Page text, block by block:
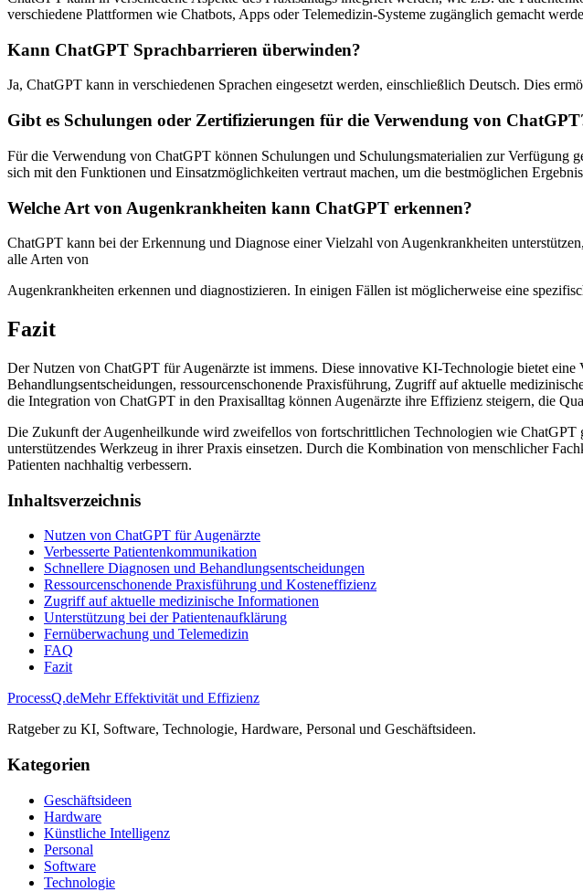
verschiedene Plattformen wie Chatbots, Apps oder Telemedizin-Systeme zugänglich gemacht
Kann ChatGPT Sprachbarrieren überwinden?
Ja, ChatGPT kann in verschiedenen Sprachen eingesetzt werden, einschließlich Deutsch. Dies
Gibt es Schulungen oder Zertifizierungen für die Verwendung von
Für die Verwendung von ChatGPT können Schulungen und Schulungsmaterialien zur Verfügung
sich mit den Funktionen und Einsatzmöglichkeiten vertraut machen, um die bestmöglichen
Welche Art von Augenkrankheiten kann ChatGPT erkennen?
ChatGPT kann bei der Erkennung und Diagnose einer Vielzahl von Augenkrankheiten
alle Arten von
Augenkrankheiten erkennen und diagnostizieren. In einigen Fällen ist möglicherweise eine
Fazit
Der Nutzen von ChatGPT für Augenärzte ist immens. Diese innovative KI-Technologie bietet
Behandlungsentscheidungen, ressourcenschonende Praxisführung, Zugriff auf aktuelle
die Integration von ChatGPT in den Praxisalltag können Augenärzte ihre Effizienz steigern, die
Die Zukunft der Augenheilkunde wird zweifellos von fortschrittlichen Technologien wie ChatGPT
unterstützendes Werkzeug in ihrer Praxis einsetzen. Durch die Kombination von menschlicher
Patienten nachhaltig verbessern.
Inhaltsverzeichnis
Nutzen von ChatGPT für Augenärzte
Verbesserte Patientenkommunikation
Schnellere Diagnosen und Behandlungsentscheidungen
Ressourcenschonende Praxisführung und Kosteneffizienz
Zugriff auf aktuelle medizinische Informationen
Unterstützung bei der Patientenaufklärung
Fernüberwachung und Telemedizin
FAQ
Fazit
ProcessQ.deMehr Effektivität und Effizienz
Ratgeber zu KI, Software, Technologie, Hardware, Personal und Geschäftsideen.
Kategorien
Geschäftsideen
Hardware
Künstliche Intelligenz
Personal
Software
Technologie